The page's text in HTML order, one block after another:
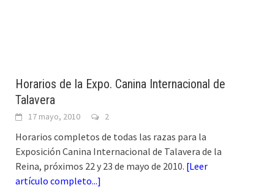
Horarios de la Expo. Canina Internacional de
Talavera
17 mayo, 2010 2
Horarios completos de todas las razas para la
Exposición Canina Internacional de Talavera de la
Reina, próximos 22 y 23 de mayo de 2010. [Leer
artículo completo...]